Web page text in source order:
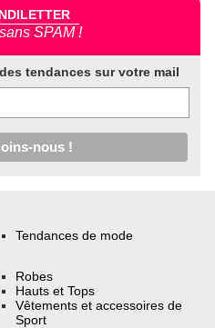
SPAM !
tendances sur votre mail
Tendances de mode
Robes
Hauts et Tops
Vêtements et accessoires de
Sport